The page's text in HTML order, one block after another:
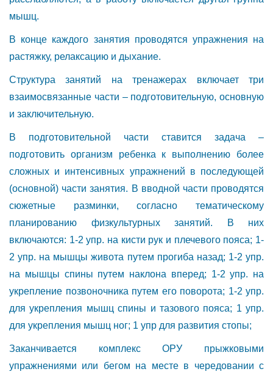
мышц.
В конце каждого занятия проводятся упражнения на
растяжку, релаксацию и дыхание.
Структура занятий на тренажерах включает три
взаимосвязанные части – подготовительную, основную
и заключительную.
В подготовительной части ставится задача –
подготовить организм ребенка к выполнению более
сложных и интенсивных упражнений в последующей
(основной) части занятия. В вводной части проводятся
сюжетные разминки, согласно тематическому
планированию физкультурных занятий. В них
включаются: 1-2 упр. на кисти рук и плечевого пояса; 1-
2 упр. на мышцы живота путем прогиба назад; 1-2 упр.
на мышцы спины путем наклона вперед; 1-2 упр. на
укрепление позвоночника путем его поворота; 1-2 упр.
для укрепления мышц спины и тазового пояса; 1 упр.
для укрепления мышц ног; 1 упр для развития стопы;
Заканчивается комплекс ОРУ прыжковыми
упражнениями или бегом на месте в чередовании с